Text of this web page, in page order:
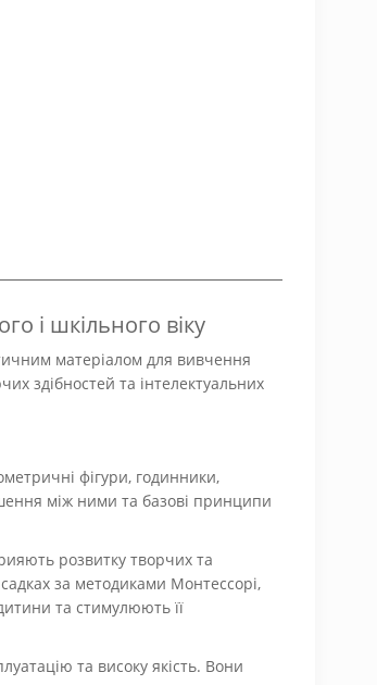
і шкільного віку
матеріалом для вивчення
здібностей та інтелектуальних
фігури, годинники,
між ними та базові принципи
розвитку творчих та
за методиками Монтессорі,
та стимулюють її
та високу якість. Вони